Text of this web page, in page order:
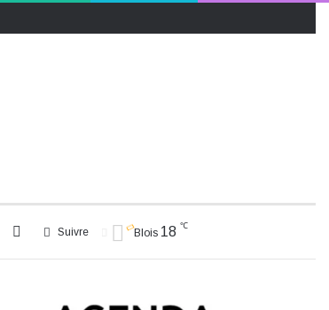
Blois 18 ℃
Suivre
Switch
Rechercher